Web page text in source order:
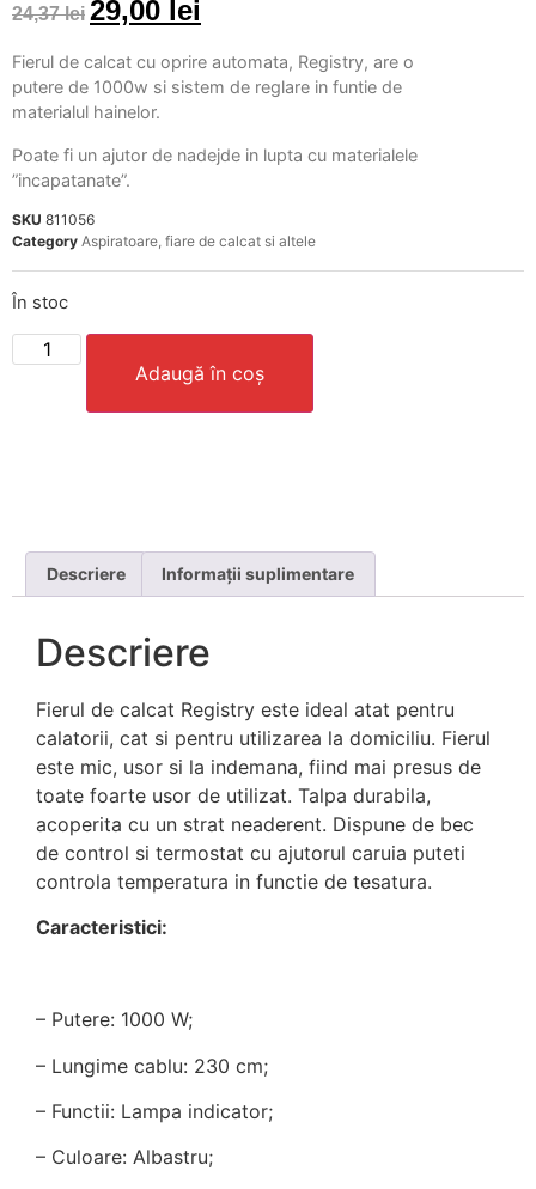
24,37lei 29,00 lei
Fierul de calcat cu oprire automata, Registry, are o
putere de 1000w si sistem de reglare in funtie de
materialul hainelor.
Poate fi un ajutor de nadejde in lupta cu materialele
”incapatanate”.
SKU 811056
Category Aspiratoare, fiare de calcat si altele
În stoc
Adaugă în coș
Descriere Informații suplimentare
Descriere
Fierul de calcat Registry este ideal atat pentru
calatorii, cat si pentru utilizarea la domiciliu. Fierul
este mic, usor si la indemana, fiind mai presus de
toate foarte usor de utilizat. Talpa durabila,
acoperita cu un strat neaderent. Dispune de bec
de control si termostat cu ajutorul caruia puteti
controla temperatura in functie de tesatura.
Caracteristici:
– Putere: 1000 W;
– Lungime cablu: 230 cm;
– Functii: Lampa indicator;
– Culoare: Albastru;